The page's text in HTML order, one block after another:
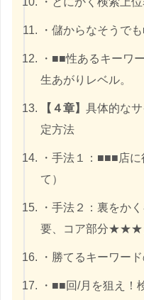
・儲からなそうで
・■■性あるキーワ
生あがりレベル。
【４章】具体的な
定方法
・手法１：■■■店
て）
・手法２：裏をか
要、コア部分★★★
・勝てるキーワー
・■■回/月を狙え！